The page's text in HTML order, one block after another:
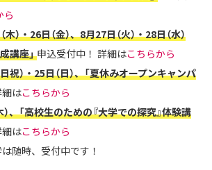
ら
）・26日（金）、8月27日（火）・28日（水）
講座」申込受付中！ 詳細はこちらから
祝）・25日（日）、「夏休みオープンキャンパ
はこちらから
）、「高校生のための『大学での探究』体験講
はこちらから
随時、受付中です！